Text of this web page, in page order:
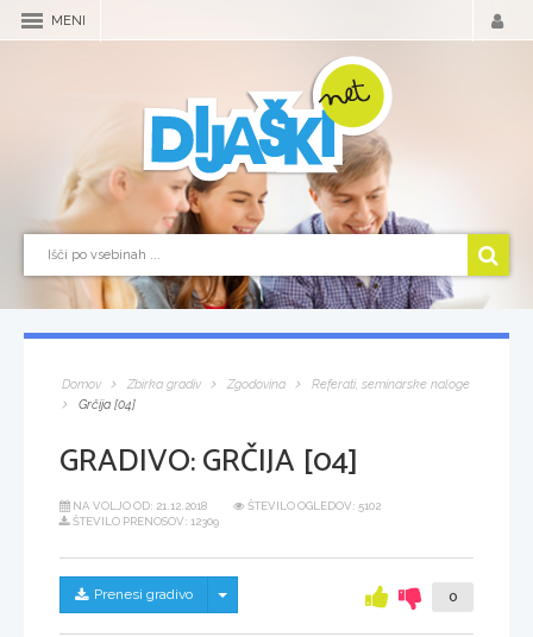
MENI
Domov Zbirka gradiv Zgodovina
Referati, seminarske naloge
Grčija [04]
GRADIVO:GRČIJA [04]
NA VOLJO OD: 21.12.2018
ŠTEVILO OGLEDOV: 5102
ŠTEVILO PRENOSOV: 12309
Prenesi gradivo Skrij/prikaži meni 0